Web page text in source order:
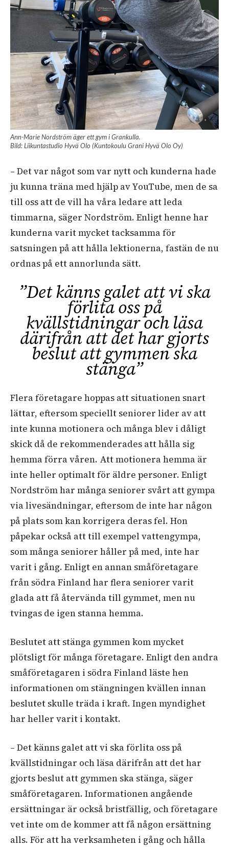
Ann-Marie Nordström äger ett gym i Grankulla.
Bild: Liikuntastudio Hyvä Olo (Kuntokoulu Grani Hyvä Olo Oy)
– Det var något som var nytt och kunderna hade
ju kunna träna med hjälp av YouTube, men de sa
till oss att de vill ha våra ledare att leda
timmarna, säger Nordström. Enligt henne har
kunderna varit mycket tacksamma för
satsningen på att hålla lektionerna, fastän de nu
ordnas på ett annorlunda sätt.
”Det känns galet att vi ska
förlita oss på
kvällstidningar och läsa
därifrån att det har gjorts
beslut att gymmen ska
stänga”
Flera företagare hoppas att situationen snart
lättar, eftersom speciellt seniorer lider av att
inte kunna motionera och många blev i dåligt
skick då de rekommenderades att hålla sig
hemma förra våren. Att motionera hemma är
inte heller optimalt för äldre personer. Enligt
Nordström har många seniorer svårt att gympa
via livesändningar, eftersom de inte har någon
på plats som kan korrigera deras fel. Hon
påpekar också att till exempel vattengympa,
som många seniorer håller på med, inte har
varit i gång. Enligt en annan småföretagare
från södra Finland har flera seniorer varit
glada att få återvända till gymmet, men nu
tvingas de igen stanna hemma.
Beslutet att stänga gymmen kom mycket
plötsligt för många företagare. Enligt den andra
småföretagaren i södra Finland läste hen
informationen om stängningen kvällen innan
beslutet skulle träda i kraft. Ingen myndighet
har heller varit i kontakt.
– Det känns galet att vi ska förlita oss på
kvällstidningar och läsa därifrån att det har
gjorts beslut att gymmen ska stänga, säger
småföretagaren. Informationen angående
ersättningar är också bristfällig, och företagare
vet inte om de kommer att få någon ersättning
alls. För att ha verksamheten i gång och hålla